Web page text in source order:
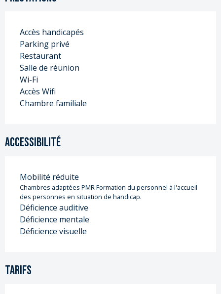
Accès handicapés
Parking privé
Restaurant
Salle de réunion
Wi-Fi
Accès Wifi
Chambre familiale
Accessibilité
Mobilité réduite
Chambres adaptées PMR Formation du personnel à l'accueil
des personnes en situation de handicap.
Déficience auditive
Déficience mentale
Déficience visuelle
Tarifs